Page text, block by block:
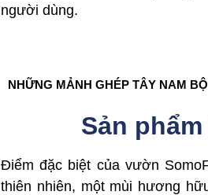
người dùng.
NHỮNG MẢNH GHÉP TÂY NAM
Sản
Điểm đặc biệt của vườn
thiên nhiên, một mùi hương